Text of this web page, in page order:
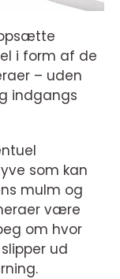
i form af de
– uden
indgangs
som kan
mulm og
være
om hvor
ud